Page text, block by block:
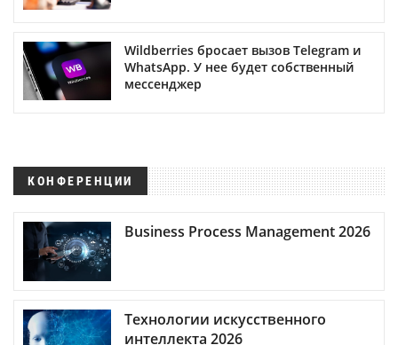
Wildberries бросает вызов Telegram и
WhatsApp. У нее будет собственный
мессенджер
КОНФЕРЕНЦИИ
Business Process Management 2026
Технологии искусственного
интеллекта 2026